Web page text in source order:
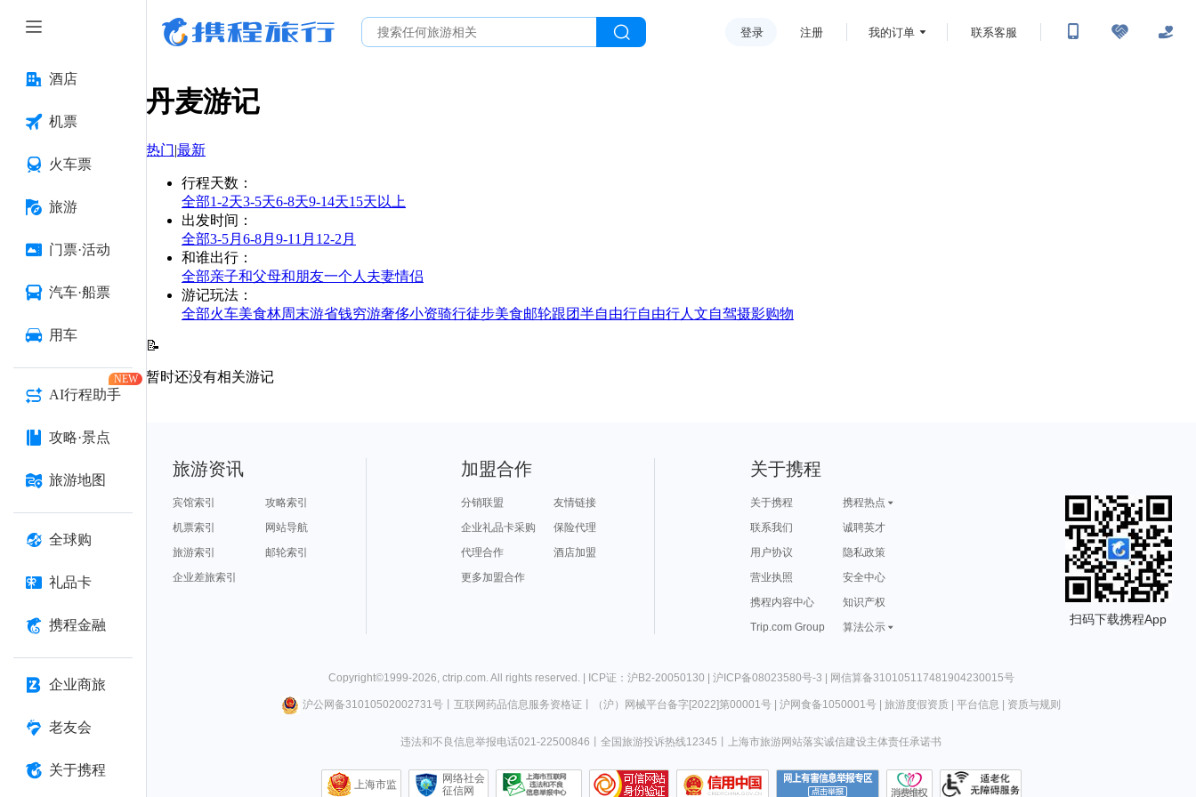
酒店
机票
火车票
旅游
门票·活动
汽车·船票
用车
AI行程助手
NEW
攻略·景点
旅游地图
全球购
礼品卡
携程金融
企业商旅
老友会
关于携程
登录 注册 我的订单 联系客服
丹麦游记
热门|最新
行程天数 ：
全部1-2天3-5天6-8天9-14天15天以上
出发时间 ：
全部3-5月 6-8月 9-11月 12-2月
和谁出行 ：
全部亲子和父母和朋友一个人 夫妻情侣
游记玩法 ：
全部火车美食林周末游省钱穷游奢侈小资骑行徒步美食邮轮跟团半自由行自由行人文自驾摄影购物
📝
暂时还没有相关游记
旅游资讯
宾馆索引
攻略索引
机票索引
网站导航
旅游索引
邮轮索引
企业差旅索引
加盟合作
分销联盟
友情链接
企业礼品卡采购
保险代理
代理合作
酒店加盟
更多加盟合作
关于携程
关于携程
携程热点
联系我们
诚聘英才
用户协议
隐私政策
营业执照
安全中心
携程内容中心
知识产权
Trip.com Group
算法公示
扫码下载携程App
Copyright©1999-2026, ctrip.com. All rights reserved. | ICP证：沪B2-20050130 | 沪ICP备08023580号-3 | 网信算备310105117481904230015号
沪公网备31010502002731号丨 互联网药品信息服务资格证 （沪）网械平台备字[2022]第00001号| 沪网食备1050001号| 旅游度假资质| 平台信息 资质与规则
违法和不良信息举报电话021-22500846 全国旅游投诉热线12345 上海市旅游网站落实诚信建设主体责任承诺书
上海市监
网络社会
征信网